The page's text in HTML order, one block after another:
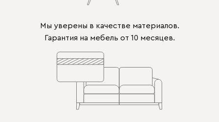
Мы уверены в качестве материалов.
Гарантия на мебель от 10 месяцев.